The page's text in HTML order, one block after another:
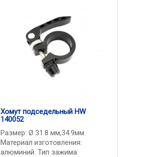
Хомут подседельный HW
140052
Размер: Ø 31.8 мм,34.9мм.
Материал изготовления:
алюминий. Тип зажима: